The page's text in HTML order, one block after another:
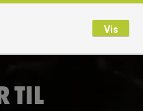
TIL
Vis